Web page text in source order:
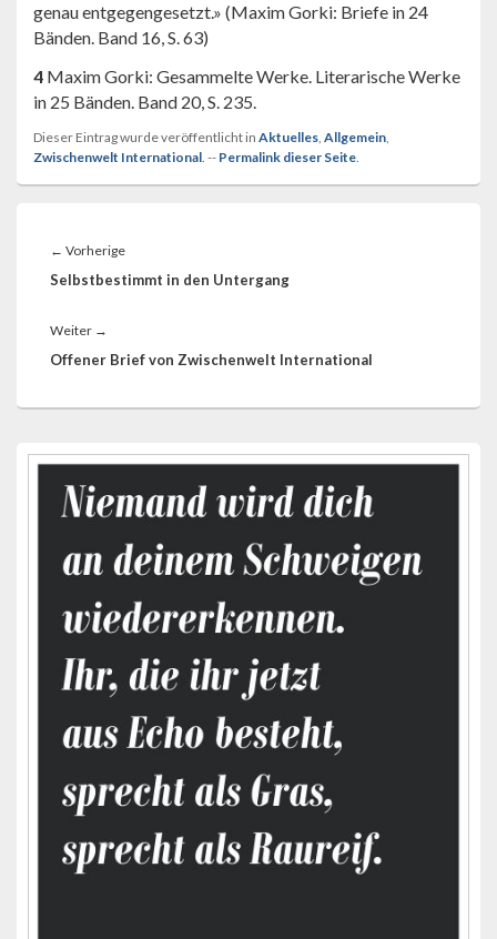
genau entgegengesetzt.» (Maxim Gorki: Briefe in 24
Bänden. Band 16, S. 63)
4 Maxim Gorki: Gesammelte Werke. Literarische Werke
in 25 Bänden. Band 20, S. 235.
Dieser Eintrag wurde veröffentlicht in Aktuelles, Allgemein,
Zwischenwelt International. -- Permalink dieser Seite.
← VorherigeVorheriger
Beitrag:
Selbstbestimmt in den Untergang
Weiter →
Beitrag:
Offener Brief von Zwischenwelt International
Primärer
Widgetbereich